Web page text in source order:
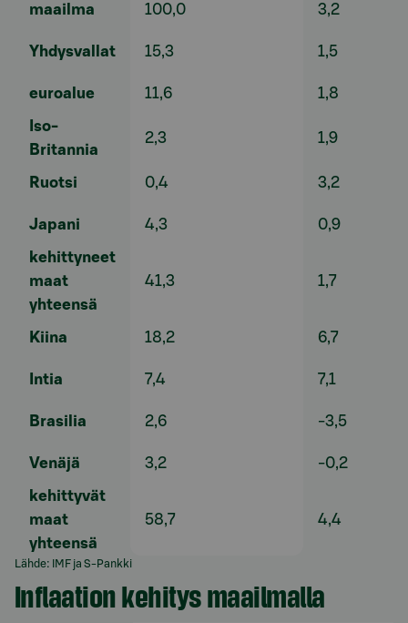
maailma 100,0 3,2
Yhdysvallat 15,3 1,5
euroalue 11,6 1,8
Iso-
Britannia
2,3 1,9
Ruotsi 0,4 3,2
Japani 4,3 0,9
kehittyneet
maat
yhteensä
41,3 1,7
Kiina 18,2 6,7
Intia 7,4 7,1
Brasilia 2,6 -3,5
Venäjä 3,2 -0,2
kehittyvät
maat
yhteensä
58,7 4,4
Lähde: IMF ja S-Pankki
Inflaation kehitys maailmalla